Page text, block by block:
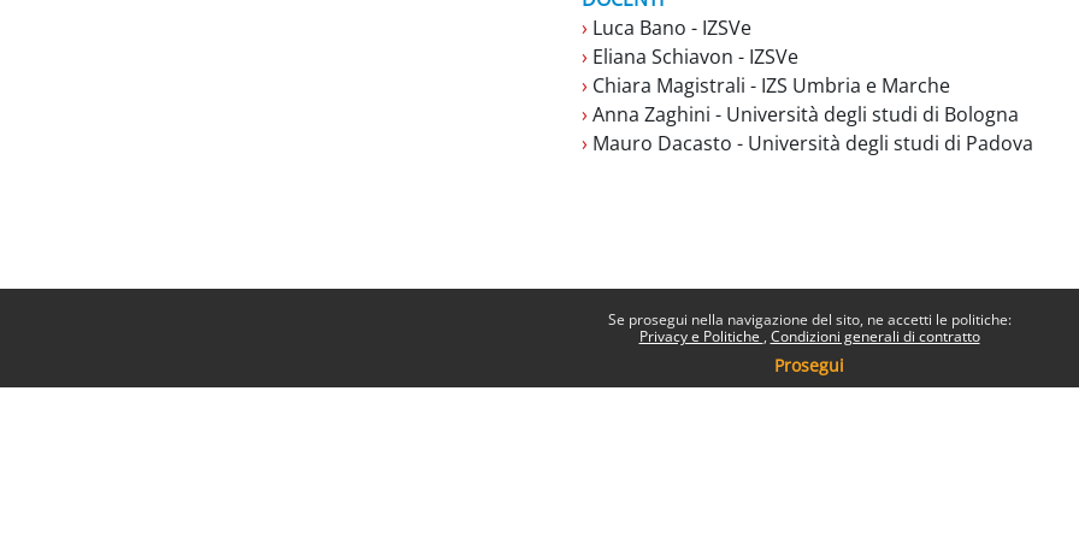
Se prosegui nella navigazione del sito, ne accetti le politiche:
Privacy e Politiche Condizioni generali di contratto
Prosegui
› Luca Bano - IZSVe
› Eliana Schiavon - IZSVe
› Chiara Magistrali - IZS Umbria e Marche
› Anna Zaghini - Università degli studi di Bologna
› Mauro Dacasto - Università degli studi di Padova